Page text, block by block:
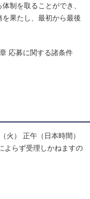
制を取ることができ、
果たし、最初から最後
応募に関する諸条件
火） 正午（日本時間）
よらず受理しかねますの